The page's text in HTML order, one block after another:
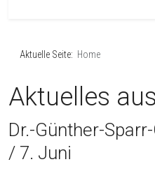
Aktuelle Seite: Home
Aktuelles
Dr.-Günther-
/ 7. Juni